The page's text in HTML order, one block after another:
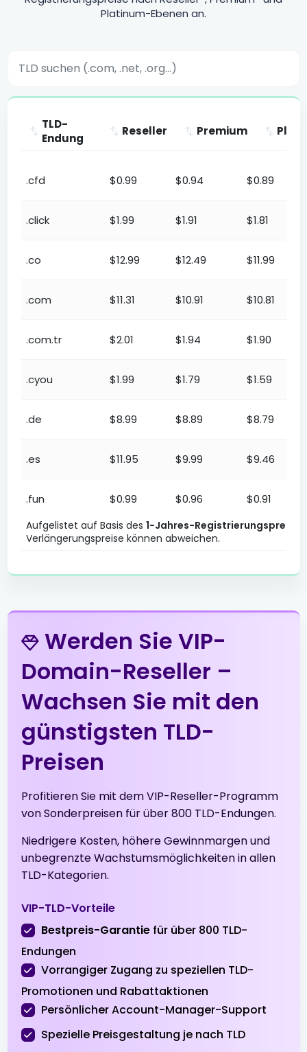
Platinum-Ebenen an.
TLD-
Endung
Reseller Premium
Endung
.cfd
$0.99 $0.94 $0.89
.click $1.99 $1.91 $1.81
.co $12.99 $12.49 $11.99
.com $11.31 $10.91 $10.81
.com.tr $2.01 $1.94 $1.90
.cyou $1.99 $1.79 $1.59
.de $8.99 $8.89 $8.79
.es $11.95 $9.99 $9.46
.fun $0.99 $0.96 $0.91
.gen.tr $2.01 $1.94
.in $6.99 $6.89 $6.79
.net $13.99 $13.51 $13.01
.net.tr $2.01 $1.94
.org $8.99 $8.49 $8.19
.org.tr $2.01 $1.94 $1.90
.ru $39.90 $38.90
.sbs $0.99 $0.94 $0.89
.shop $1.99 $1.51 $0.99
Preisliste der TLD-Domain-Endungen. Reseller-,
Aufgelistet auf Basis des 1-Jahres-Registrierungspreises
Verlängerungspreise können abweichen.
Werden Sie VIP-
Domain-Reseller –
Wachsen Sie mit den
günstigsten TLD-
Preisen
Profitieren Sie mit dem VIP-Reseller-Programm
von Sonderpreisen für über 800 TLD-Endungen.
Niedrigere Kosten, höhere Gewinnmargen und
unbegrenzte Wachstumsmöglichkeiten in allen
TLD-Kategorien.
VIP-TLD-Vorteile
Bestpreis-Garantiefür über 800 TLD-
Endungen
Vorrangiger Zugang zu speziellen TLD-
Promotionen und Rabattaktionen
Persönlicher Account-Manager-Support
Spezielle Preisgestaltung je nach TLD